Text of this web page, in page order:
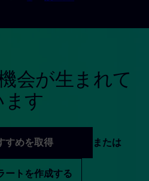
会が生まれて
ます
すめを取得 または
ートを作成する